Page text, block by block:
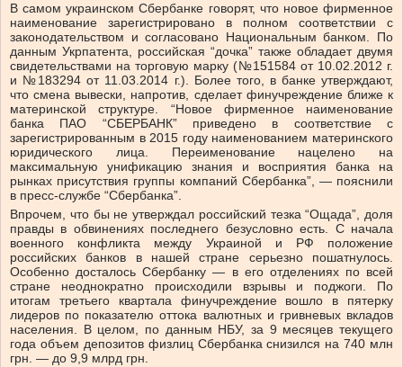
В самом украинском Сбербанке говорят, что новое фирменное
наименование зарегистрировано в полном соответствии с
законодательством и согласовано Национальным банком. По
данным Укрпатента, российская “дочка” также обладает двумя
свидетельствами на торговую марку (№151584 от 10.02.2012 г.
и №183294 от 11.03.2014 г.). Более того, в банке утверждают,
что смена вывески, напротив, сделает финучреждение ближе к
материнской структуре. “Новое фирменное наименование
банка ПАО “СБЕРБАНК” приведено в соответствие с
зарегистрированным в 2015 году наименованием материнского
юридического лица. Переименование нацелено на
максимальную унификацию знания и восприятия банка на
рынках присутствия группы компаний Сбербанка”, — пояснили
в пресс-службе “Сбербанка”.
Впрочем, что бы не утверждал российский тезка “Ощада”, доля
правды в обвинениях последнего безусловно есть. С начала
военного конфликта между Украиной и РФ положение
российских банков в нашей стране серьезно пошатнулось.
Особенно досталось Сбербанку — в его отделениях по всей
стране неоднократно происходили взрывы и поджоги. По
итогам третьего квартала финучреждение вошло в пятерку
лидеров по показателю оттока валютных и гривневых вкладов
населения. В целом, по данным НБУ, за 9 месяцев текущего
года объем депозитов физлиц Сбербанка снизился на 740 млн
грн. — до 9,9 млрд грн.